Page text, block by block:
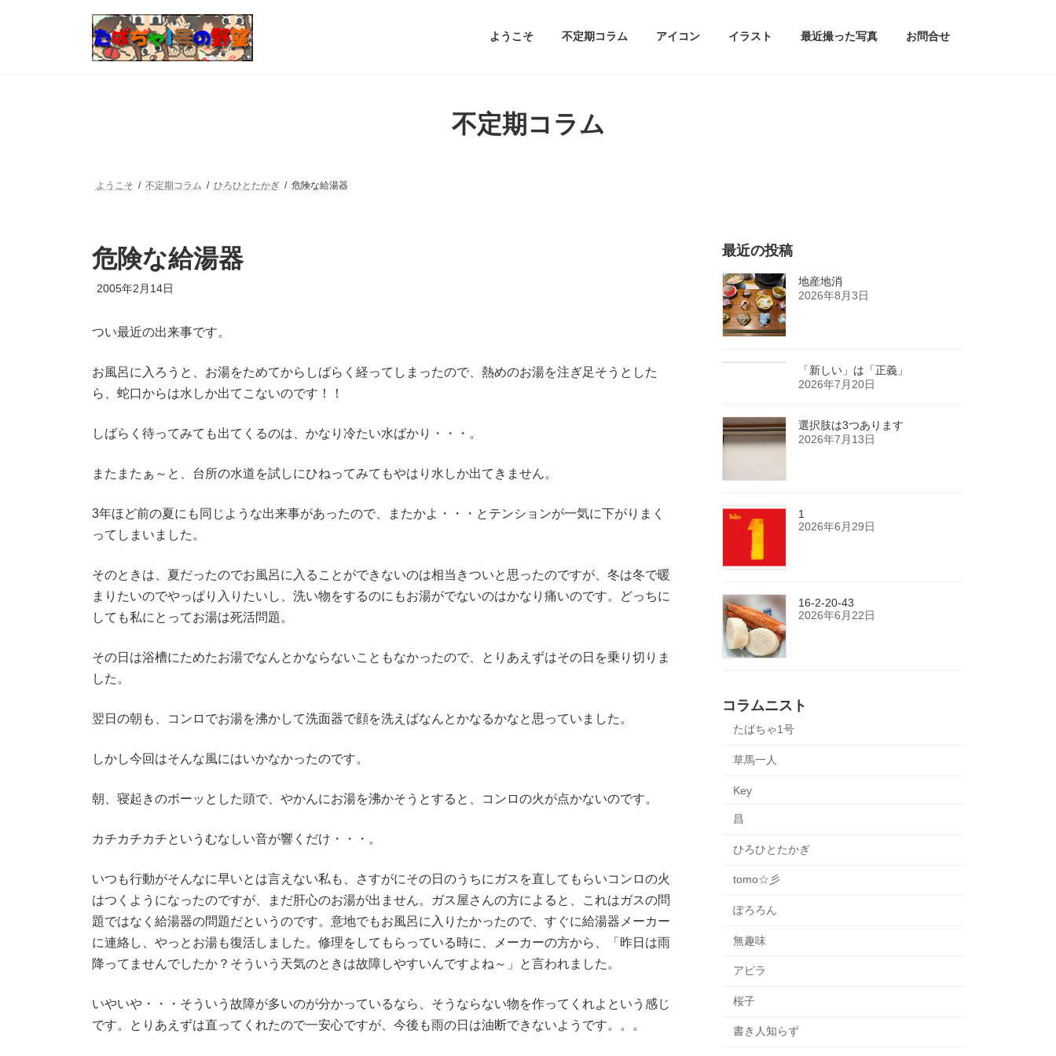
ようこそ 不定期コラム アイコン イラスト 最近撮った写真 お問合せ
不定期コラム
ようこそ 不定期コラム ひろひとたかぎ 危険な給湯器
危険な給湯器
2005年2月14日
新
:
つい最近の出来事です。
お風呂に入ろうと、お湯をためてからしばらく経ってしまったので、熱めのお湯を注ぎ足そうとした
ら、蛇口からは水しか出てこないのです！！
しばらく待ってみても出てくるのは、かなり冷たい水ばかり・・・。
またまたぁ～と、台所の水道を試しにひねってみてもやはり水しか出てきません。
3年ほど前の夏にも同じような出来事があったので、またかよ・・・とテンションが一気に下がりまく
ってしまいました。
そのときは、夏だったのでお風呂に入ることができないのは相当きついと思ったのですが、冬は冬で暖
まりたいのでやっぱり入りたいし、洗い物をするのにもお湯がでないのはかなり痛いのです。どっちに
しても私にとってお湯は死活問題。
その日は浴槽にためたお湯でなんとかならないこともなかったので、とりあえずはその日を乗り切りま
した。
翌日の朝も、コンロでお湯を沸かして洗面器で顔を洗えばなんとかなるかなと思っていました。
しかし今回はそんな風にはいかなかったのです。
朝、寝起きのボーッとした頭で、やかんにお湯を沸かそうとすると、コンロの火が点かないのです。
カチカチカチというむなしい音が響くだけ・・・。
いつも行動がそんなに早いとは言えない私も、さすがにその日のうちにガスを直してもらいコンロの火
はつくようになったのですが、まだ肝心のお湯が出ません。ガス屋さんの方によると、これはガスの問
題ではなく給湯器の問題だというのです。意地でもお風呂に入りたかったので、すぐに給湯器メーカー
に連絡し、やっとお湯も復活しました。修理をしてもらっている時に、メーカーの方から、「昨日は雨
降ってませんでしたか？そういう天気のときは故障しやすいんですよね～」と言われました。
いやいや・・・そういう故障が多いのが分かっているなら、そうならない物を作ってくれよという感じ
です。とりあえずは直ってくれたので一安心ですが、今後も雨の日は油断できないようです。。。
最近の投稿
地産地消
2026年8月3日
「新しい」は「正義」
2026年7月20日
選択肢は3つあります
2026年7月13日
1
2026年6月29日
16-2-20-43
2026年6月22日
コラムニスト
たばちゃ1号
草馬一人
Key
昌
ひろひとたかぎ
tomo☆彡
ぽろろん
無趣味
アピラ
桜子
書き人知らず